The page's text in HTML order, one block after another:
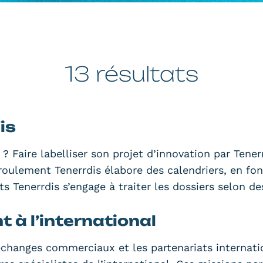
13 résultats
Faire labelliser son projet d’innovation par
Tenerrdis élabore des calendriers, en
Tenerrdis s’engage à traiter les dossiers selon
à l’international
commerciaux et les partenariats